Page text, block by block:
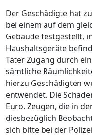
Der Geschädigte hat
bei einem auf dem
Gebäude festgestellt,
Haushaltsgeräte
Täter Zugang durch
sämtliche
hierzu Geschädigten
entwendet. Die
Euro. Zeugen, die in
diesbezüglich
sich bitte bei der